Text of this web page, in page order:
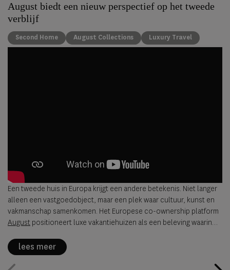
August biedt een nieuw perspectief op het tweede
verblijf
Second Home August Collections Luxury Travel
Een tweede huis in Europa krijgt een andere betekenis. Niet langer
alleen een vastgoedobject, maar een plek waar cultuur, kunst en
vakmanschap samenkomen. Het Europese co-ownership platform
August positioneert luxe vakantiehuizen als een beleving waarin
lees meer